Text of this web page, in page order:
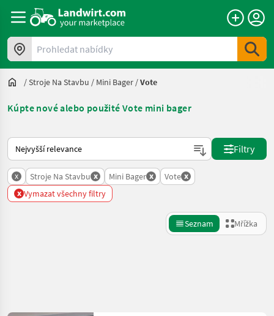
Prohledat nabídky
/Stroje Na Stavbu / Mini Bager /Vote
Kúpte nové alebo použité Vote mini bager
Takto se řadí nabídky na Landwirt.com
Filtry
x Stroje Na Stavbu x Mini Bager x Vote x
x Vymazat všechny filtry
Seznam Mřížka